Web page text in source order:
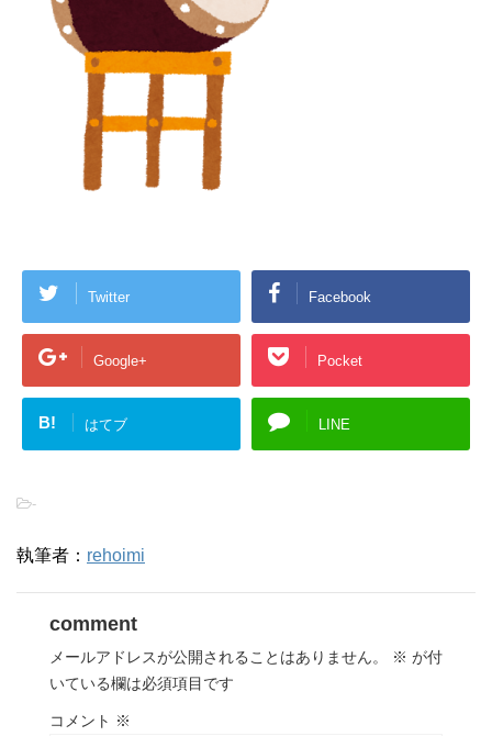
Twitter Facebook
Google+ Pocket
B! はてブ LINE
-
執筆者： rehoimi
comment
メールアドレスが公開されることはありません。 ※ が付
いている欄は必須項目です
コメント ※